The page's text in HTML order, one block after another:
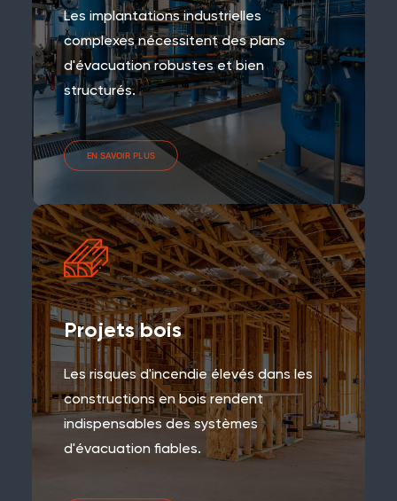
Les implantations industrielles
complexes nécessitent des plans
d'évacuation robustes et bien
structurés.
EN SAVOIR PLUS
Projets bois
Les risques d'incendie élevés dans les
constructions en bois rendent
indispensables des systèmes
d'évacuation fiables.